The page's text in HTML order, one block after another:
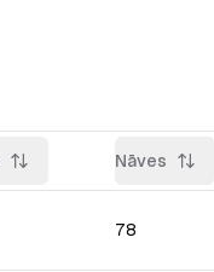
Nāves
78